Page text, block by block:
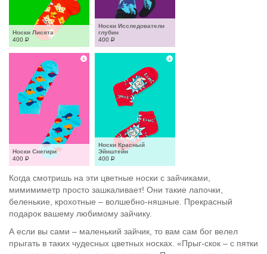
Носки Лисята
400 Р
Носки Исследователи
глубин
400 Р
Носки Снегири
400 Р
Носки Красный
Эйнштейн
400 Р
Когда смотришь на эти цветные носки с зайчиками,
мимимиметр просто зашкаливает! Они такие лапочки,
беленькие, крохотные – волшебно-няшные. Прекрасный
подарок вашему любимому зайчику.
А если вы сами – маленький зайчик, то вам сам бог велел
прыгать в таких чудесных цветных носках. «Прыг-скок – с пятки